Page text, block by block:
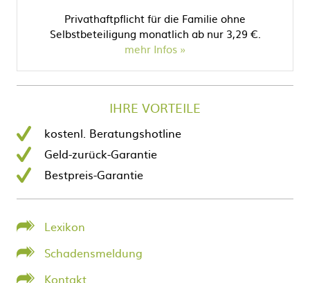
Privathaftpflicht für die Familie ohne
Selbstbeteiligung monatlich ab nur 3,29 €.
mehr Infos
IHRE VORTEILE
kostenl. Beratungshotline
Geld-zurück-Garantie
Bestpreis-Garantie
Lexikon
Schadensmeldung
Kontakt